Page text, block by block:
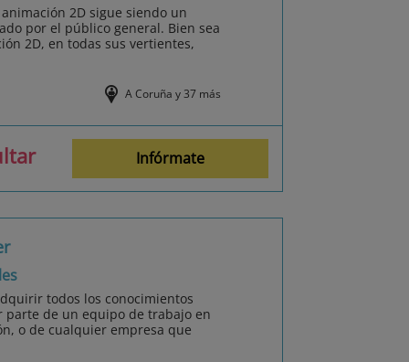
2D sigue siendo un
por el público general. Bien sea
2D, en todas sus vertientes,
A Coruña y 37 más
Infórmate
todos los conocimientos
parte de un equipo de trabajo en
o de cualquier empresa que